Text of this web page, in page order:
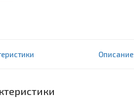
Описание